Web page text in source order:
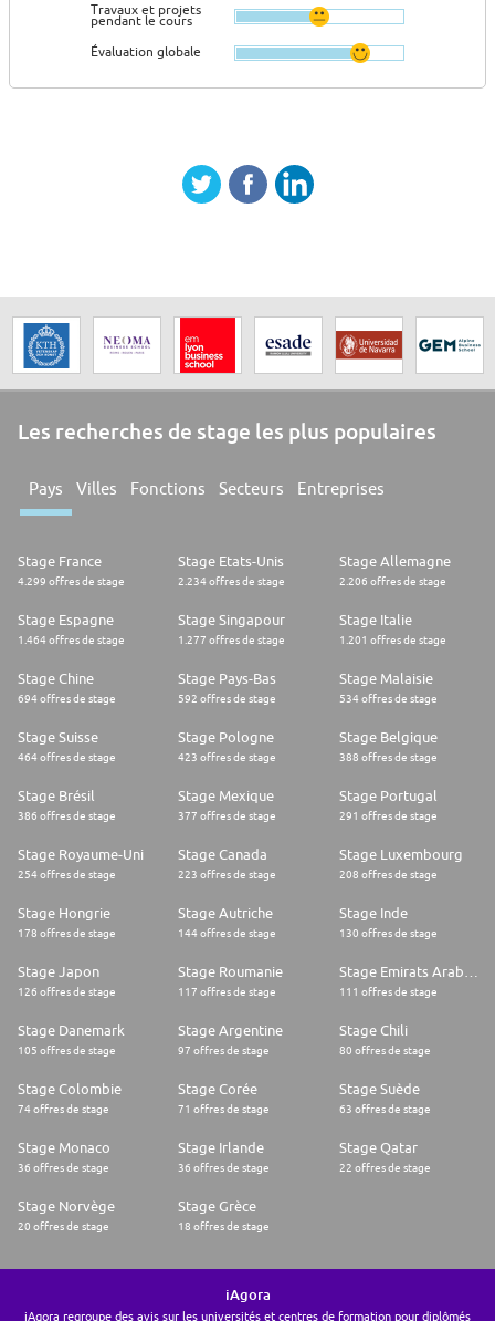
Travaux et projets
pendant le cours
Évaluation globale
Les recherches de stage les plus populaires
Pays Villes Fonctions Secteurs Entreprises
Stage France
4.299 offres de stage
Stage Etats-Unis
2.234 offres de stage
Stage Allemagne
2.206 offres de stage
Stage Espagne
1.464 offres de stage
Stage Singapour
1.277 offres de stage
Stage Italie
1.201 offres de stage
Stage Chine
694 offres de stage
Stage Pays-Bas
592 offres de stage
Stage Malaisie
534 offres de stage
Stage Suisse
464 offres de stage
Stage Pologne
423 offres de stage
Stage Belgique
388 offres de stage
Stage Brésil
386 offres de stage
Stage Mexique
377 offres de stage
Stage Portugal
291 offres de stage
Stage Royaume-Uni
254 offres de stage
Stage Canada
223 offres de stage
Stage Luxembourg
208 offres de stage
Stage Hongrie
178 offres de stage
Stage Autriche
144 offres de stage
Stage Inde
130 offres de stage
Stage Japon
126 offres de stage
Stage Roumanie
117 offres de stage 111 offres de stage
Stage Danemark
105 offres de stage
Stage Argentine
97 offres de stage
Stage Chili
80 offres de stage
Stage Colombie
74 offres de stage
Stage Corée
71 offres de stage
Stage Suède
63 offres de stage
Stage Monaco
36 offres de stage
Stage Irlande
36 offres de stage
Stage Qatar
22 offres de stage
Stage Norvège
20 offres de stage
Stage Grèce
18 offres de stage
iAgora
iAgora regroupe des avis sur les universités et centres de formation pour diplômés